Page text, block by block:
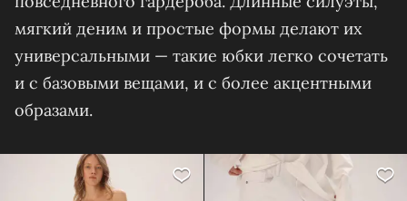
мягкий деним и простые формы делают их
универсальными — такие юбки легко сочетать
и с базовыми вещами, и с более акцентными
образами.